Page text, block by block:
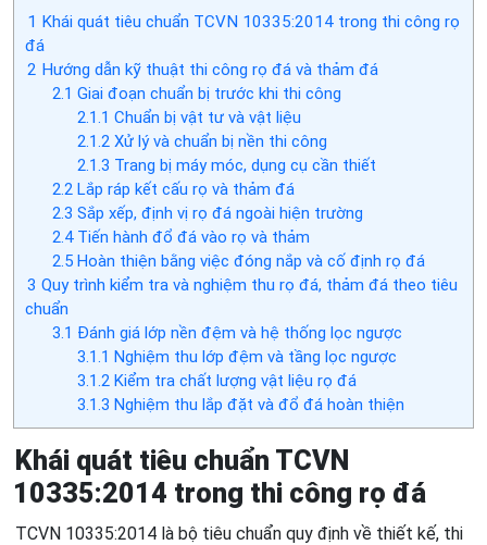
1 Khái quát tiêu chuẩn TCVN 10335:2014 trong thi công rọ
đá
2 Hướng dẫn kỹ thuật thi công rọ đá và thảm đá
2.1 Giai đoạn chuẩn bị trước khi thi công
2.1.1 Chuẩn bị vật tư và vật liệu
2.1.2Xử lý và chuẩn bị nền thi công
2.1.3 Trang bị máy móc, dụng cụ cần thiết
2.2Lắp ráp kết cấu rọ và thảm đá
2.3 Sắp xếp, định vị rọ đá ngoài hiện trường
2.4Tiến hành đổ đá vào rọ và thảm
2.5Hoàn thiện bằng việc đóng nắp và cố định rọ đá
3 Quy trình kiểm tra và nghiệm thu rọ đá, thảm đá theo tiêu
chuẩn
3.1 Đánh giá lớp nền đệm và hệ thống lọc ngược
3.1.1 Nghiệm thu lớp đệm và tầng lọc ngược
3.1.2Kiểm tra chất lượng vật liệu rọ đá
3.1.3 Nghiệm thu lắp đặt và đổ đá hoàn thiện
Khái quát tiêu chuẩn TCVN
10335:2014 trong thi công rọ đá
TCVN 10335:2014 là bộ tiêu chuẩn quy định về thiết kế, thi